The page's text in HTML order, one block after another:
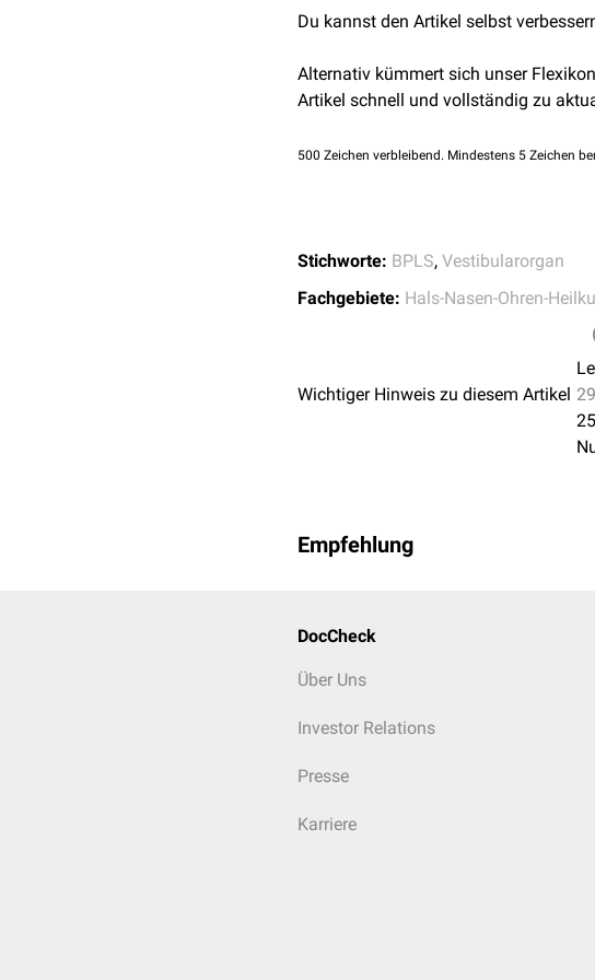
Du kannst den Artikel selbst
Alternativ kümmert sich unser
Artikel schnell und vollständig zu
500 Zeichen verbleibend. Mindestens 5 Zeichen
Stichworte: BPLS, Vestibularorgan
Fachgebiete: Hals-Nasen-Ohren-
Wichtiger Hinweis zu diesem Artikel
Empfehlung
DocCheck
Über Uns
Investor Relations
Presse
Karriere